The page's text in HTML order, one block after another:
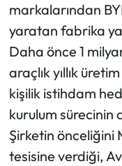
markalarından
yaratan fabrika
Daha önce 1
araçlık yıllık
kişilik istihdam
kurulum sürecinin
Şirketin önceliğini
tesisine verdiği,
Mektup Galeri
Ekonomi
Sağlık
Turizm